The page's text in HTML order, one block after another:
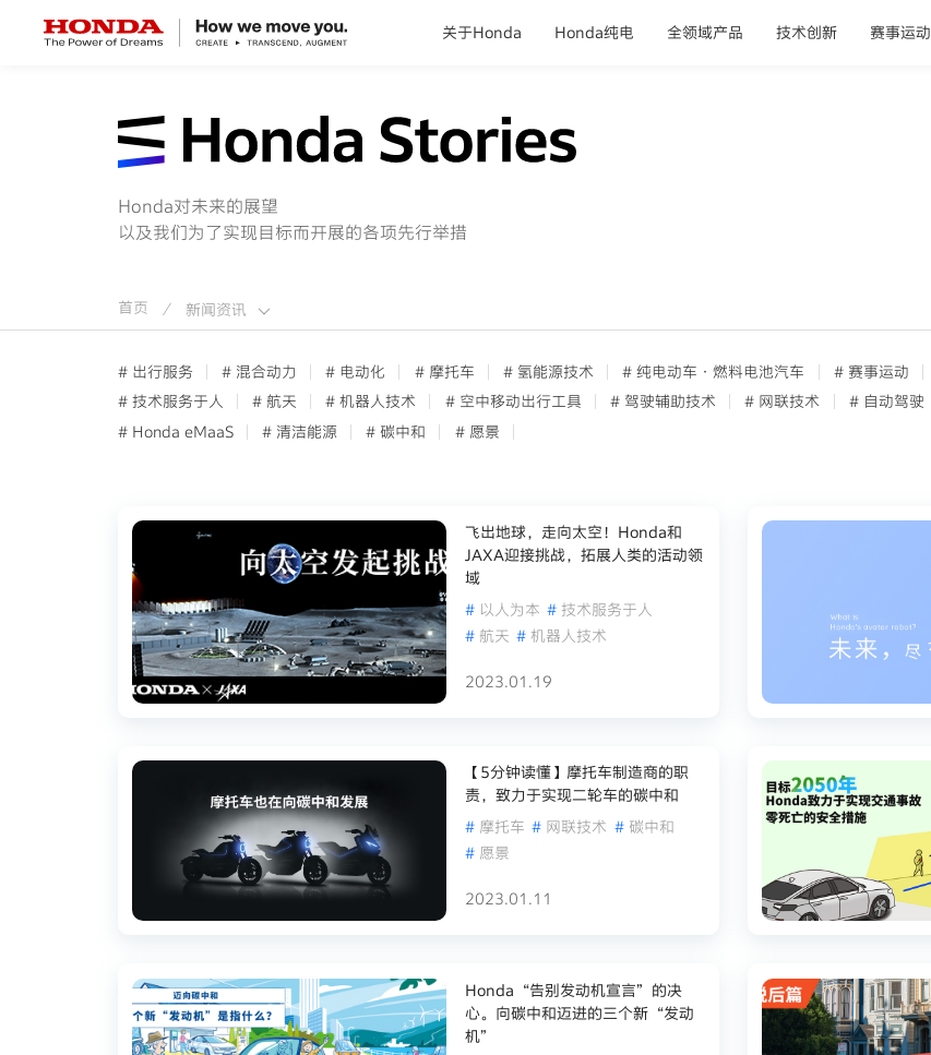
关于Honda Honda纯电 全领域产品 技术创新 赛事运动
Honda纯电
全领域产品
技术创新
赛事运动
新闻资讯
Honda对未来的展望
以及我们为了实现目标而开展的各项先行举措
首页 / 新闻资讯
# 出行服务 # 混合动力 # 电动化 # 摩托车 # 氢能源技术 # 纯电动车·燃料电池汽车 # 赛事运动
# 技术服务于人
# 航天 # 机器人技术 # 空中移动出行工具 # 驾驶辅助技术 # 网联技术 # 自动驾驶
# Honda eMaaS
# 清洁能源 # 碳中和 # 愿景
飞出地球，走向太空！Honda和
JAXA迎接挑战，拓展人类的活动领
域
# 以人为本 # 技术服务于人
# 航天 # 机器人技术
2023.01.19
【5分钟读懂】摩托车制造商的职
责，致力于实现二轮车的碳中和
# 摩托车 # 网联技术 # 碳中和
# 愿景
2023.01.11
Honda“告别发动机宣言”的决
心。向碳中和迈进的三个新“发动
机”